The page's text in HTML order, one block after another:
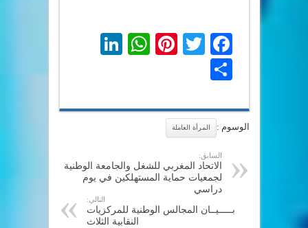
Facebook
Twitter
Pinterest
WhatsApp
الوسوم : المرأة العاملة
السابق:
الاتحاد المغربي للشغل والجامعة الوطنية
لجمعيات حماية المستهلكين في يوم
دراسي‎
التالي:
بـــــيــان المجالس الوطنية للمركزيات
النقابية الثلاث